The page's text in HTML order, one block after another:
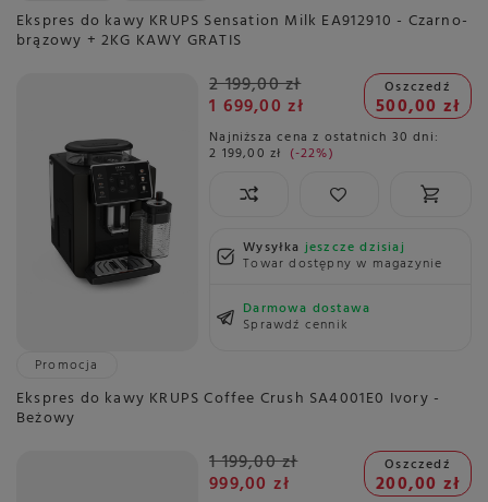
Ekspres do kawy KRUPS Sensation Milk EA912910 - Czarno-
brązowy + 2KG KAWY GRATIS
2 199,00 zł
1 699,00 zł
Oszczedź
500,00 zł
Najniższa cena z ostatnich 30 dni:
2 199,00 zł -22%
Wysyłkajeszcze dzisiaj
Towar dostępny w magazynie
Darmowa dostawa
Sprawdź cennik
Promocja
Ekspres do kawy KRUPS Coffee Crush SA4001E0 Ivory -
Beżowy
1 199,00 zł
999,00 zł
Oszczedź
200,00 zł